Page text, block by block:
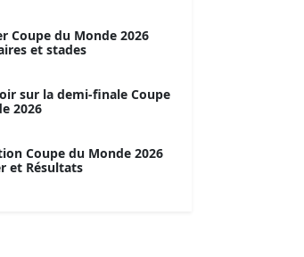
Coupe du Monde 2026
et stades
sur la demi-finale Coupe
2026
Coupe du Monde 2026
et Résultats